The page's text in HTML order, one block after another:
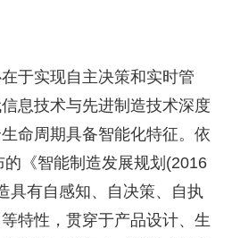
实现自主决策和实时管
息技术与先进制造技术深度
命周期具备智能化特征。依
《智能制造发展规划(2016
具有自感知、自决策、自执
特性，贯穿于产品设计、生